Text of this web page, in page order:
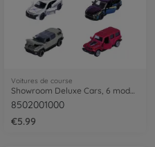
Voitures de course
Showroom Deluxe Cars, 6 modèles.
8502001000
€5.99